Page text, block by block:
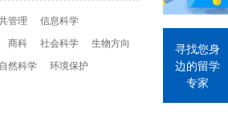
管理
信息科学
商科 社会科学
生物方向
自然科学
环境保护
寻找您身
边的留学
专家